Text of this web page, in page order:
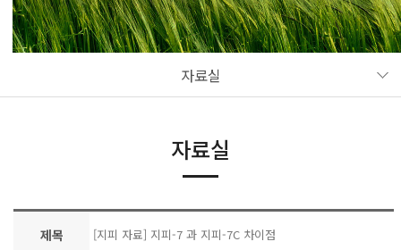
자료실
자료실
제목 [지피 자료] 지피-7 과 지피-7C 차이점